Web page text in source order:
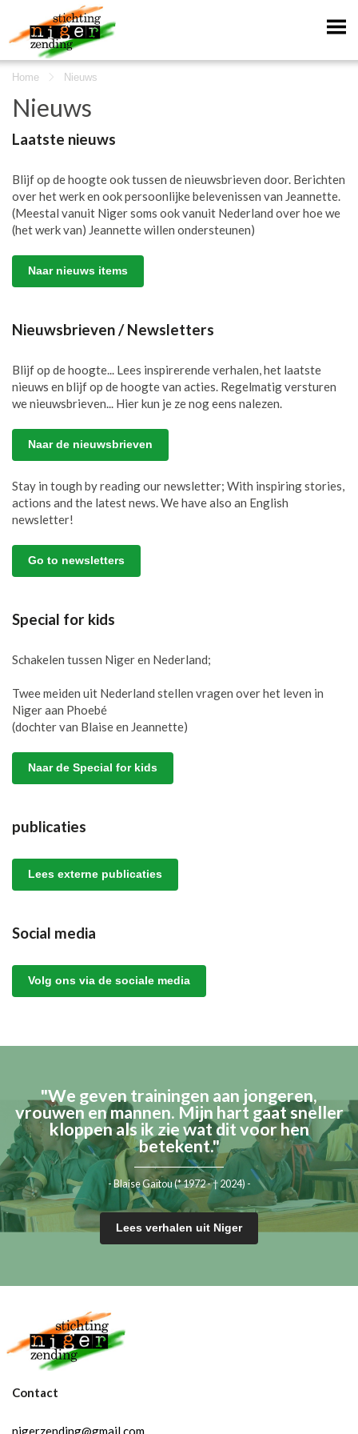
Home Nieuws
Nieuws
Laatste nieuws
Blijf op de hoogte ook tussen de nieuwsbrieven door. Berichten
over het werk en ook persoonlijke belevenissen van Jeannette.
(Meestal vanuit Niger soms ook vanuit Nederland over hoe we
(het werk van) Jeannette willen ondersteunen)
Naar nieuws items
Nieuwsbrieven / Newsletters
Blijf op de hoogte... Lees inspirerende verhalen, het laatste
nieuws en blijf op de hoogte van acties. Regelmatig versturen
we nieuwsbrieven... Hier kun je ze nog eens nalezen.
Naar de nieuwsbrieven
Stay in tough by reading our newsletter; With inspiring stories,
actions and the latest news. We have also an English
newsletter!
Go to newsletters
Special for kids
Schakelen tussen Niger en Nederland;
Twee meiden uit Nederland stellen vragen over het leven in
Niger aan Phoebé
(dochter van Blaise en Jeannette)
Naar de Special for kids
publicaties
Lees externe publicaties
Social media
Volg ons via de sociale media
"We geven trainingen aan jongeren,
vrouwen en mannen. Mijn hart gaat sneller
kloppen als ik zie wat dit voor hen
betekent."
- Blaise Gaïtou (* 1972 - † 2024) -
Lees verhalen uit Niger
Contact
nigerzending@gmail.com